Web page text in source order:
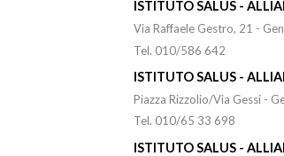
ISTITUTO SALUS -
Via Raffaele Gestro, 21 -
Tel. 010/586 642
ISTITUTO SALUS -
Piazza Rizzolio/Via Gessi -
Tel. 010/65 33 698
ISTITUTO SALUS -